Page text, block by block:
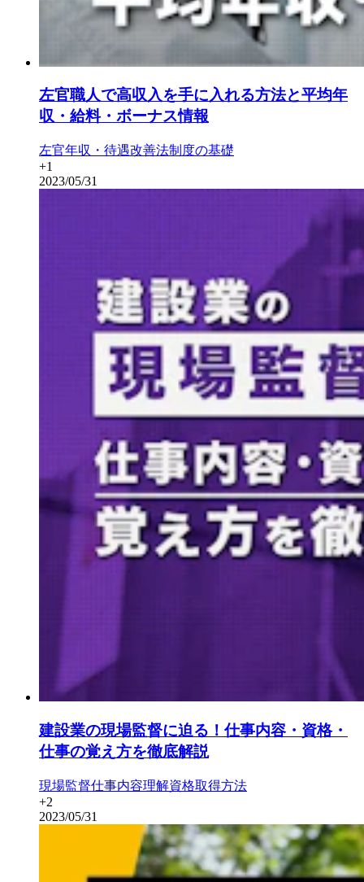
左官職人で高収入を手に入れる方法と平均年
収・給料・ボーナス情報
左官年収・待遇改善法制度の基礎
+1
2023/05/31
建設業の現場監督に迫る！仕事内容・資格・
仕事の覚え方を徹底解説
現場監督仕事内容理解資格取得方法
+2
2023/05/31